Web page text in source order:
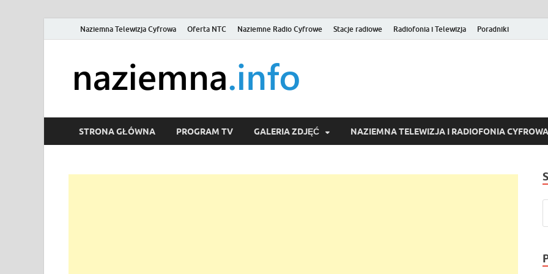
Naziemna Telewizja Cyfrowa Oferta NTC Naziemne Radio Cyfrowe Stacje radiowe Radiofonia i Telewizja Poradniki
Wideo online, VOD
STRONA GŁÓWNA PROGRAM TV GALERIA ZDJĘĆ NAZIEMNA TELEWIZJA I RADIOFONIA CYFROWA